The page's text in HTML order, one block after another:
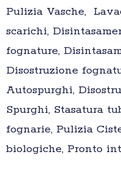
Pulizia Vasche,
scarichi,
fognature,
Disostruzione
Autospurghi,
Spurghi, Stasatura
fognarie, Pulizia
biologiche, Pronto